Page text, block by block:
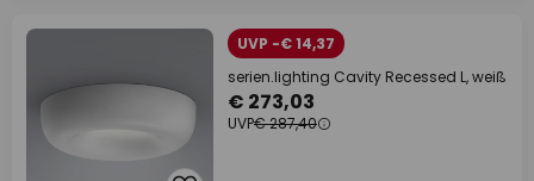
UVP -€ 14,37
serien.lighting Cavity Recessed L, weiß
€ 273,03
UVP€ 287,40